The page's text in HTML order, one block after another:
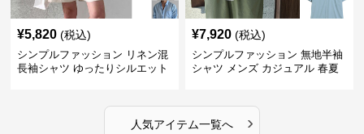
¥5,820 (税込)
シンプルファッション リネン混
長袖シャツ ゆったりシルエット
¥7,920 (税込)
シンプルファッション 無地半袖
シャツ メンズ カジュアル 春夏
人気アイテム一覧へ ›